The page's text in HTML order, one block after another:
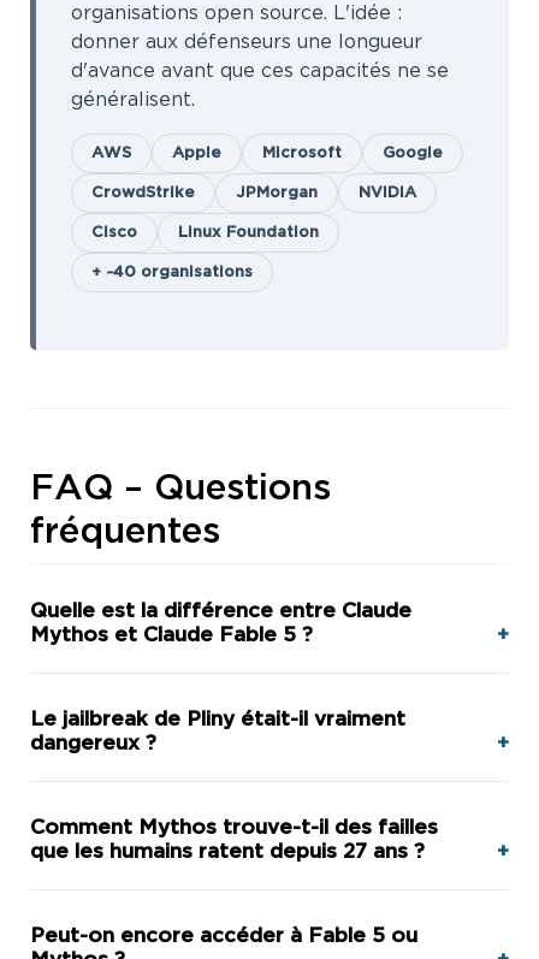
organisations open source. L'idée :
donner aux défenseurs une longueur
d'avance avant que ces capacités ne se
généralisent.
AWS Apple Microsoft Google
CrowdStrike JPMorgan NVIDIA
Cisco Linux Foundation
+ ~40 organisations
FAQ – Questions
fréquentes
Quelle est la différence entre Claude
Mythos et Claude Fable 5 ?
Le jailbreak de Pliny était-il vraiment
dangereux ?
Comment Mythos trouve-t-il des failles
que les humains ratent depuis 27 ans ?
Peut-on encore accéder à Fable 5 ou